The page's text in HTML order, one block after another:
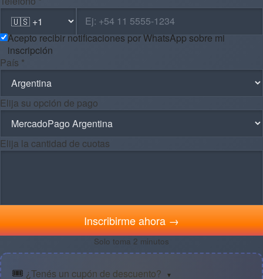
Acepto recibir notificaciones por WhatsApp sobre mi
inscripción
País *
Elija su opción de pago
Elija la cantidad de cuotas
Inscribirme ahora →
Solo toma 2 minutos
🎟️ ¿Tenés un cupón de descuento? ▼